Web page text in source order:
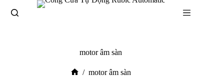
motor âm sàn
/ motor âm sàn